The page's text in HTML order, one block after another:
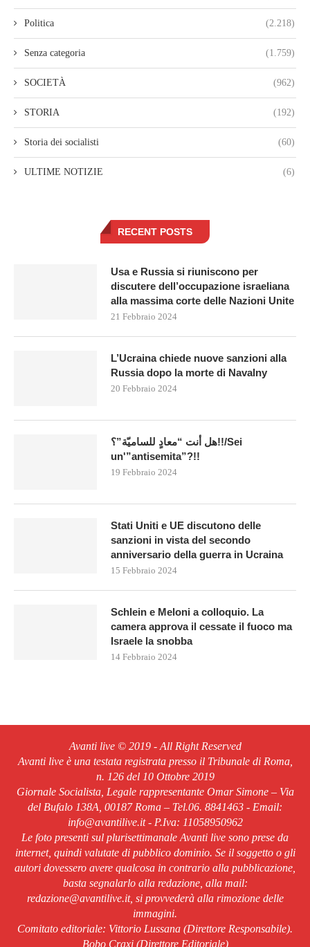
Politica (2.218)
Senza categoria (1.759)
SOCIETÀ (962)
STORIA (192)
Storia dei socialisti (60)
ULTIME NOTIZIE (6)
RECENT POSTS
Usa e Russia si riuniscono per
discutere dell’occupazione israeliana
alla massima corte delle Nazioni Unite
21 Febbraio 2024
L’Ucraina chiede nuove sanzioni alla
Russia dopo la morte di Navalny
20 Febbraio 2024
هل أنت “معادٍ للساميّة”؟!!/Sei
un'”antisemita”?!!
19 Febbraio 2024
Stati Uniti e UE discutono delle
sanzioni in vista del secondo
anniversario della guerra in Ucraina
15 Febbraio 2024
Schlein e Meloni a colloquio. La
camera approva il cessate il fuoco ma
Israele la snobba
14 Febbraio 2024
Avanti live © 2019 - All Right Reserved
Avanti live è una testata registrata presso il Tribunale di Roma,
n. 126 del 10 Ottobre 2019
Giornale Socialista, Legale rappresentante Omar Simone – Via
del Bufalo 138A, 00187 Roma – Tel.06. 8841463 - Email:
info@avantilive.it - P.Iva: 11058950962
Le foto presenti sul plurisettimanale Avanti live sono prese da
internet, quindi valutate di pubblico dominio. Se il soggetto o gli
autori dovessero avere qualcosa in contrario alla pubblicazione,
basta segnalarlo alla redazione, alla mail:
redazione@avantilive.it, si provvederà alla rimozione delle
immagini.
Comitato editoriale: Vittorio Lussana (Direttore Responsabile).
Bobo Craxi (Direttore Editoriale)